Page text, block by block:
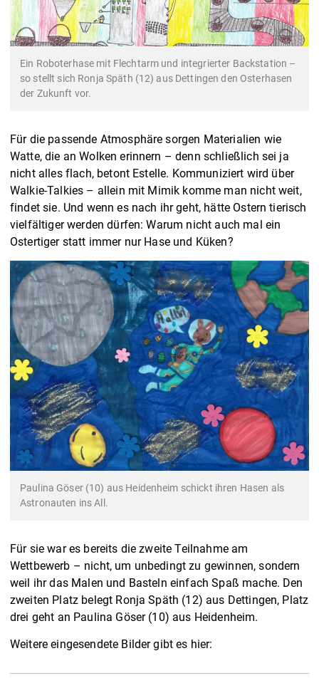
Ein Roboterhase mit Flechtarm und integrierter Backstation –
so stellt sich Ronja Späth (12) aus Dettingen den Osterhasen
der Zukunft vor.
Für die passende Atmosphäre sorgen Materialien wie
Watte, die an Wolken erinnern – denn schließlich sei ja
nicht alles flach, betont Estelle. Kommuniziert wird über
Walkie-Talkies – allein mit Mimik komme man nicht weit,
findet sie. Und wenn es nach ihr geht, hätte Ostern tierisch
vielfältiger werden dürfen: Warum nicht auch mal ein
Ostertiger statt immer nur Hase und Küken?
Paulina Göser (10) aus Heidenheim schickt ihren Hasen als
Astronauten ins All.
Für sie war es bereits die zweite Teilnahme am
Wettbewerb – nicht, um unbedingt zu gewinnen, sondern
weil ihr das Malen und Basteln einfach Spaß mache. Den
zweiten Platz belegt Ronja Späth (12) aus Dettingen, Platz
drei geht an Paulina Göser (10) aus Heidenheim.
Weitere eingesendete Bilder gibt es hier: